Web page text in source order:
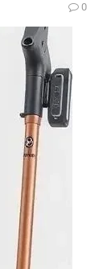
0